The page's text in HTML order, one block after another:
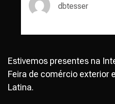
dbtesser
Estivemos presentes na
Feira de comércio exterior
Latina.